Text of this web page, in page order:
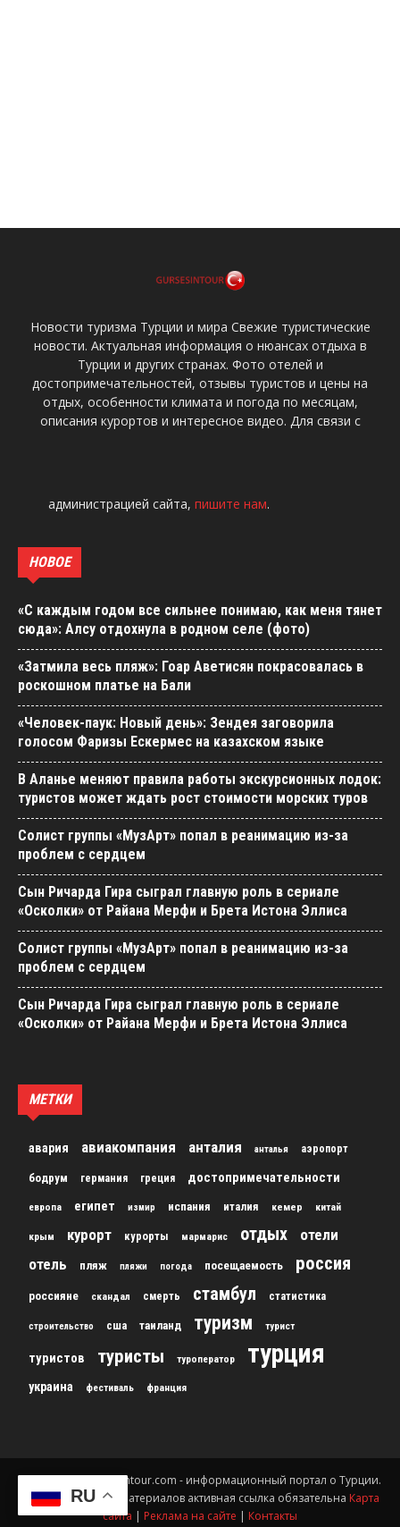
Новости туризма Турции и мира Свежие туристические
новости. Актуальная информация о нюансах отдыха в
Турции и других странах. Фото отелей и
достопримечательностей, отзывы туристов и цены на
отдых, особенности климата и погода по месяцам,
описания курортов и интересное видео. Для связи с
администрацией сайта, пишите нам.
НОВОЕ
«С каждым годом все сильнее понимаю, как меня тянет
сюда»: Алсу отдохнула в родном селе (фото)
«Затмила весь пляж»: Гоар Аветисян покрасовалась в
роскошном платье на Бали
«Человек-паук: Новый день»: Зендея заговорила
голосом Фаризы Ескермес на казахском языке
В Аланье меняют правила работы экскурсионных лодок:
туристов может ждать рост стоимости морских туров
Солист группы «МузАрт» попал в реанимацию из-за
проблем с сердцем
Сын Ричарда Гира сыграл главную роль в сериале
«Осколки» от Райана Мерфи и Брета Истона Эллиса
Солист группы «МузАрт» попал в реанимацию из-за
проблем с сердцем
Сын Ричарда Гира сыграл главную роль в сериале
«Осколки» от Райана Мерфи и Брета Истона Эллиса
МЕТКИ
авария авиакомпания анталия анталья аэропорт
бодрум германия греция достопримечательности
европа египет измир испания италия кемер китай
крым курорт курорты мармарис отдых
отели
отель
пляж пляжи погода посещаемость россия
россияне скандал смерть стамбул статистика
строительство сша таиланд туризм турист
туристов туристы туроператор турция
украина фестиваль франция
© 2012-2024 gursesintour.com - информационный портал о Турции.
При копировании материалов активная ссылка обязательна Карта
сайта | Реклама на сайте | Контакты
RU